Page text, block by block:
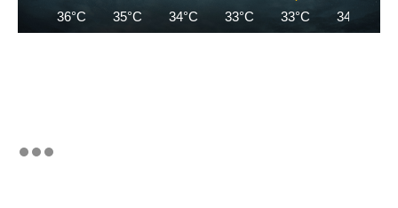
36°C 35°C 34°C 33°C 33°C 34°C